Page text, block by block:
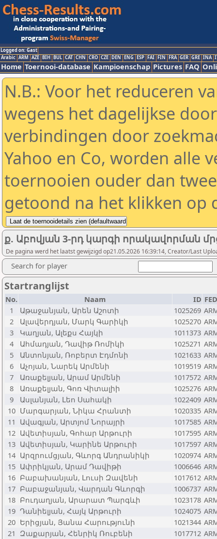
Logged on: Gast
Arabic ARM AZE BIH BUL CAT CHN CRO CZE DEN ENG ESP FAI FIN FRA GER GRE INA
Home Toernooi-database Kampioenschap Pictures FAQ
N.B.: Voor het reduceren
wegens het dagelijkse
verbindingen door
Yahoo en Co, worden alle
toernooien ouder dan
getoond na het klikken op
ք. Աբովյան 3-րդ կարգի որակավորման
De pagina werd het laatst gewijzigd op21.05.2026 16:39:14, Creator/Last
Search for player
Startranglijst
No. Naam ID
1
Աթաջանյան, Արեն Աշոտի 1025269
2
Ալավերդյան, Մարկ Գարիկի 1025270
3
Կաղյան, Ալեքս Հայկի 1011373
4
Ահմադյան, Դավիթ Ռոմիկի 1025271
5
Անտոնյան, Ռոբերտ Էդմոնի 1021633
6
Աչոյան, Նարեկ Արմենի 1019519
7
Առաքելյան, Արամ Արմենի 1017572
8
Առաքելյան, Գոռ Վիտալիի 1025276
9
Ասլանյան, Լեո Սահակի 1022409
10 Մարգարյան, Նիկա Հրանտի 1020335
11 Ավագյան, Արտյոմ Նորայրի 1017585
12 Ավետիսյան, Գոհար Արթուրի 1017595
13 Ավետիսյան, Կարինե Արթուրի 1017597
14 Արզրումցյան, Գևորգ Անդրանիկի 1020974
15 Ափրիկյան, Արամ Դավիթի 1006646
16 Բաբախանյան, Լուսի Զավենի 1017612
17 Բաբաջանյան, Վարդան Գևորգի 1006737
18 Բուդաղյան, Արարատ Պարգևի 1023178
19 Դանիելյան, Հայկ Արթուրի 1024075
20 Երիցյան, Յանա Հարությունի 1021344
21 Զաքարյան, Հենրիկ Ռուբենի 1017712